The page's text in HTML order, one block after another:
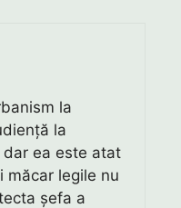
la
la
ea este atat
măcar legile nu
șefa a